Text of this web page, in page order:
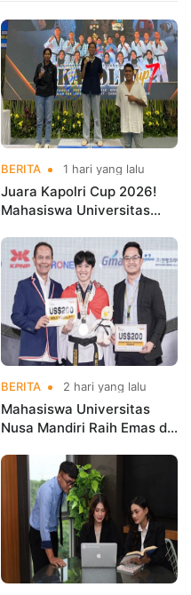
BERITA 1 hari yang lalu
Juara Kapolri Cup 2026!
Mahasiswa Universitas
Nama Kampus di Kejurnas
Taekwondo
BERITA 2 hari yang lalu
Mahasiswa Universitas
Nusa Mandiri Raih Emas di
Indonesia Open
Championships 2026